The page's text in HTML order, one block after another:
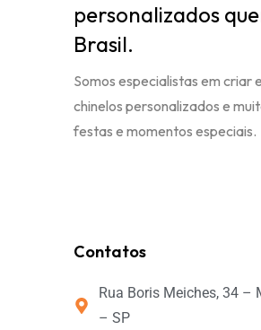
personalizados
Brasil.
Somos especialistas em criar
chinelos personalizados e
festas e momentos especiais.
Contatos
Rua Boris Meiches, 34 –
– SP